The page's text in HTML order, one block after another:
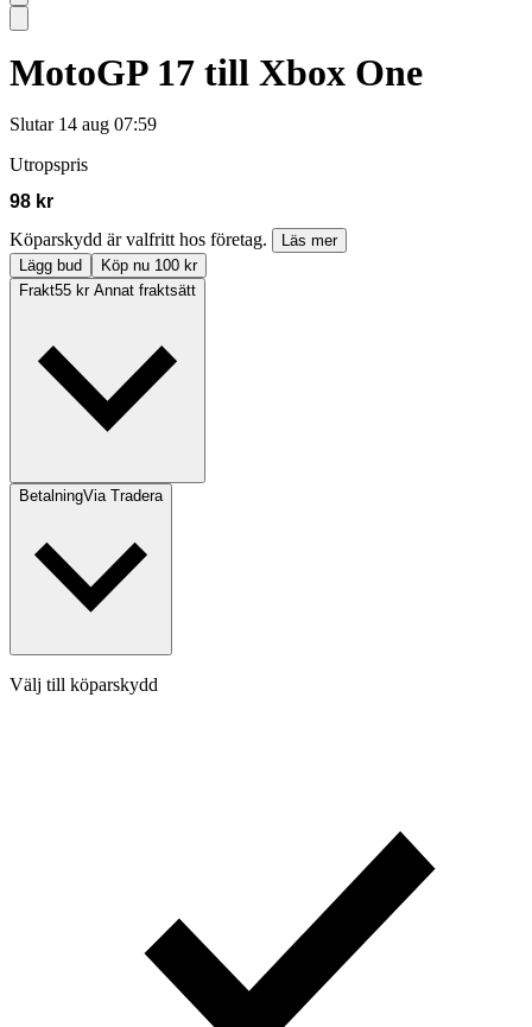
MotoGP 17 till Xbox One
Slutar 14 aug 07:59
Utropspris
98 kr
Köparskydd är valfritt hos företag.
Läs mer
Lägg bud
Köp nu 100 kr
Frakt55 kr Annat fraktsätt
BetalningVia Tradera
Välj till köparskydd